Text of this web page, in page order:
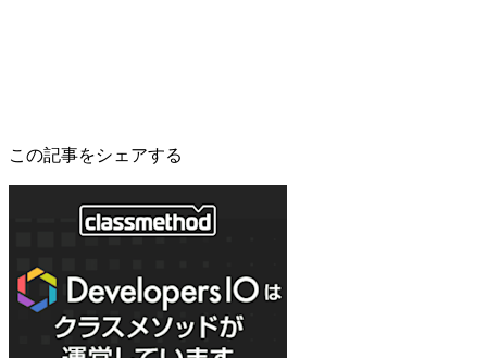
この記事をシェアする